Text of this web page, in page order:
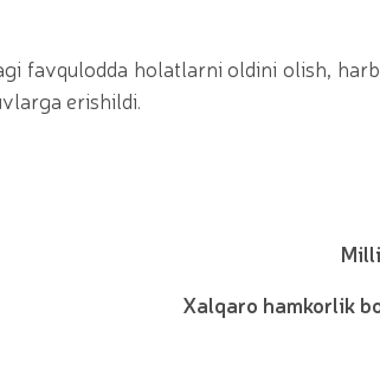
favqulodda holatlarni oldini olish,
erishildi.
Xalqaro hamkorlik